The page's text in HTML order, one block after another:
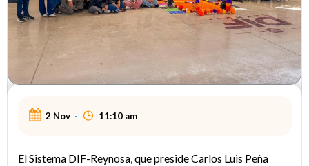
2 Nov - 11:10 am
El Sistema DIF-Reynosa, que preside Carlos Luis Peña